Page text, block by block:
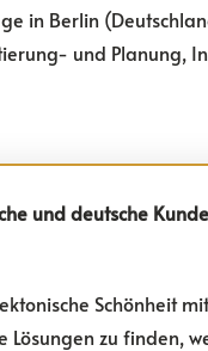
in Berlin
und Planung,
und deutsche
Schönheit
zu finden,